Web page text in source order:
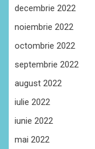
decembrie 2022
noiembrie 2022
octombrie 2022
septembrie 2022
august 2022
iulie 2022
iunie 2022
mai 2022